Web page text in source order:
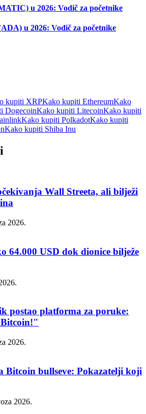
u 2026: Vodič za početnike
u 2026: Vodič za početnike
kupiti XRPKako kupiti EthereumKako
DogecoinKako kupiti LitecoinKako kupiti
Kako kupiti PolkadotKako kupiti
Kako kupiti Shiba Inu
Wall Streeta, ali bilježi
2026.
64.000 USD dok dionice bilježe
postao platforma za poruke:
2026.
Bitcoin bullseve: Pokazatelji koji
2026.